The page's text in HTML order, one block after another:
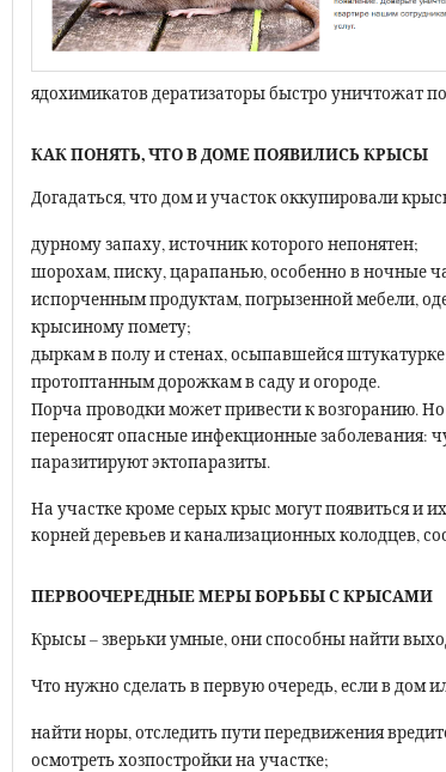
ядохимикатов дератизаторы быстро уничтожат
КАК ПОНЯТЬ, ЧТО В ДОМЕ ПОЯВИЛИСЬ КРЫСЫ
Догадаться, что дом и участок оккупировали
дурному запаху, источник которого непонятен;
шорохам, писку, царапанью, особенно в ночные
испорченным продуктам, погрызенной мебели,
крысиному помету;
дыркам в полу и стенах, осыпавшейся
протоптанным дорожкам в саду и огороде.
Порча проводки может привести к возгоранию.
переносят опасные инфекционные заболевания:
паразитируют эктопаразиты.
На участке кроме серых крыс могут появиться
корней деревьев и канализационных колодцев,
ПЕРВООЧЕРЕДНЫЕ МЕРЫ БОРЬБЫ С КРЫСАМИ
Крысы – зверьки умные, они способны найти
Что нужно сделать в первую очередь, если в дом
найти норы, отследить пути передвижения
осмотреть хозпостройки на участке;